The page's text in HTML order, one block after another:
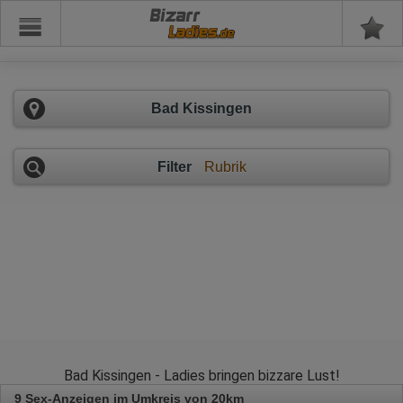
Bizarr
Bad Kissingen
Filter Rubrik
Bad Kissingen - Ladies bringen bizzare Lust!
9 Sex-Anzeigen im Umkreis von 20km